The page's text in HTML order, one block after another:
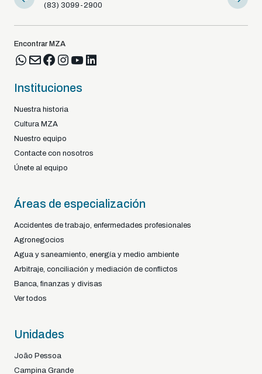
(83) 3099-2900 (83)
Encontrar MZA
Instituciones
Nuestra historia
Cultura MZA
Nuestro equipo
Contacte con nosotros
Únete al equipo
Áreas de especialización
Accidentes de trabajo, enfermedades profesionales
Agronegocios
Agua y saneamiento, energía y medio ambiente
Arbitraje, conciliación y mediación de conflictos
Banca, finanzas y divisas
Ver todos
Unidades
João Pessoa
Campina Grande